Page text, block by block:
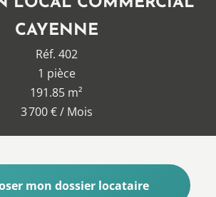
CAYENNE
Réf. 402
1 pièce
191.85 m²
3 700 € / Mois
mon dossier locataire